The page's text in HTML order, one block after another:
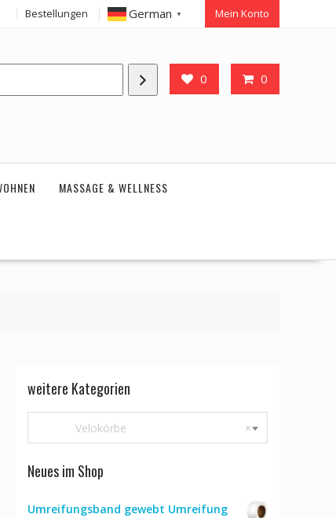
Bestellungen German ▼ Mein Konto
0 0
MASSAGE & WELLNESS
weitere Kategorien
×
Velokörbe
Neues im Shop
Umreifungsband gewebt Umreifung